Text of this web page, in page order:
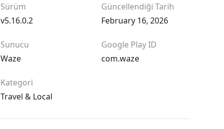
Sürüm
v5.16.0.2
Güncellendiği Tarih
February 16, 2026
Sunucu
Waze
Google Play ID
com.waze
Kategori
Travel & Local